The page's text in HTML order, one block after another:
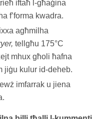
iftaħ l-għaġina
f’forma kwadra.
agħmilha
tellgħu 175°C
mhux għoli ħafna
jiġu kulur id-deheb.
imfarrak u jiena